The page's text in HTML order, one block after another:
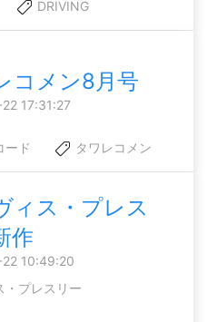
DRIVING
コメン8月号
17:31:27
ード タワレコメン
ィス・プレス
作
10:49:20
・プレスリー